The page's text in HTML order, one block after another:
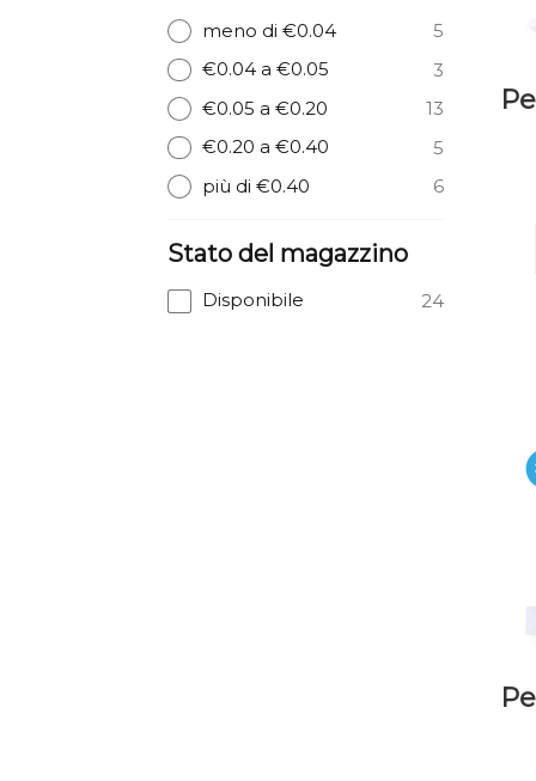
meno di €0.04
5
€0.04 a €0.05
3
€0.05 a €0.20
13
€0.20 a €0.40
5
più di €0.40
6
Stato del magazzino
Disponibile 24